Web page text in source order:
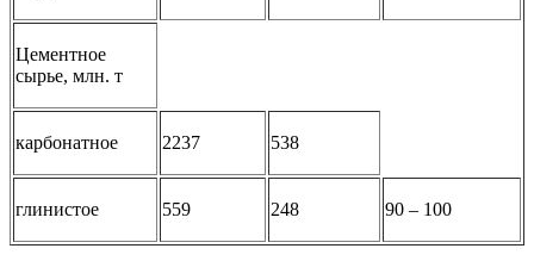
Цементное
сырье, млн. т
карбонатное 2237 538
глинистое 559 248 90 – 100